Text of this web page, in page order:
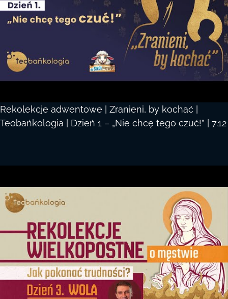
Rekolekcje adwentowe | Zranieni, by kochać |
Teobańkologia | Dzień 1 – „Nie chcę tego czuć!” | 7.12